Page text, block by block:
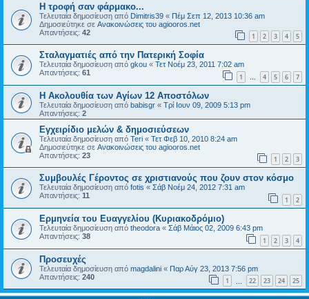
H τροφή σαν φάρμακο...
Τελευταία δημοσίευση από Dimitris39 « Πέμ Σεπ 12, 2013 10:36 am
Δημοσιεύτηκε σε Ανακοινώσεις του agiooros.net
Απαντήσεις: 42 1 2 3 4 5
Σταλαγματιές από την Πατερική Σοφία
Τελευταία δημοσίευση από gkou « Τετ Νοέμ 23, 2011 7:02 am
Απαντήσεις: 61 1 … 4 5 6 7
Η Ακολουθία των Αγίων 12 Αποστόλων
Τελευταία δημοσίευση από babisgr « Τρί Ιουν 09, 2009 5:13 pm
Απαντήσεις: 2
Εγχειρίδιο μελών & δημοσιεύσεων
Τελευταία δημοσίευση από Teri « Τετ Φεβ 10, 2010 8:24 am
Δημοσιεύτηκε σε Ανακοινώσεις του agiooros.net
Απαντήσεις: 23 1 2 3
Συμβουλές Γέροντος σε χριστιανούς που ζουν στον κόσμο
Τελευταία δημοσίευση από fotis « Σάβ Νοέμ 24, 2012 7:31 am
Απαντήσεις: 11 1 2
Eρμηνεία του Ευαγγελίου (Κυριακοδρόμιο)
Τελευταία δημοσίευση από theodora « Σάβ Μάιος 02, 2009 6:43 pm
Απαντήσεις: 38 1 2 3 4
Προσευχές
Τελευταία δημοσίευση από magdalini « Παρ Αύγ 23, 2013 7:56 pm
Απαντήσεις: 240 1 22 23 24 25